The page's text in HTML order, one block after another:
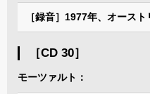
［録音］1977年、オースト
［CD 30］
モーツァルト：